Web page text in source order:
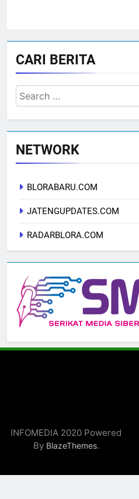
CARI BERITA
Search
for:
NETWORK
BLORABARU.COM
JATENGUPDATES.COM
RADARBLORA.COM
INFOMEDIA 2020 Powered
By BlazeThemes.